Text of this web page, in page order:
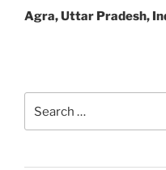
Post
Agra, Uttar Pradesh,